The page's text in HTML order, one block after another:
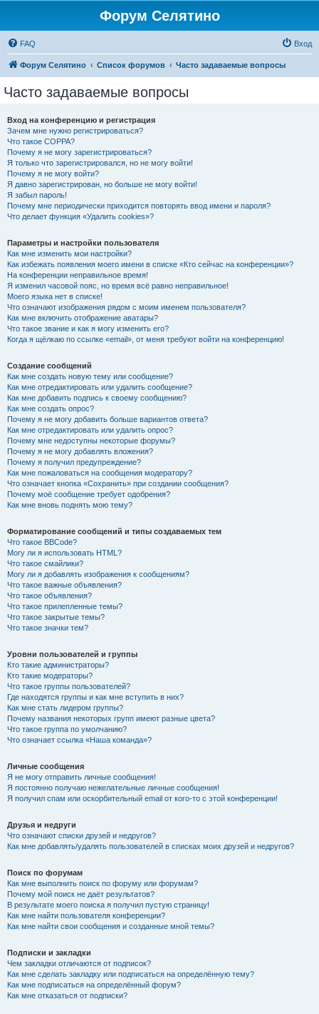
Форум Селятино
FAQ Вход
Форум Селятино Список форумов Часто задаваемые вопросы
Часто задаваемые вопросы
Вход на конференцию и регистрация
Зачем мне нужно регистрироваться?
Что такое COPPA?
Почему я не могу зарегистрироваться?
Я только что зарегистрировался, но не могу войти!
Почему я не могу войти?
Я давно зарегистрирован, но больше не могу войти!
Я забыл пароль!
Почему мне периодически приходится повторять ввод имени и пароля?
Что делает функция «Удалить cookies»?
Параметры и настройки пользователя
Как мне изменить мои настройки?
Как избежать появления моего имени в списке «Кто сейчас на конференции»?
На конференции неправильное время!
Я изменил часовой пояс, но время всё равно неправильное!
Моего языка нет в списке!
Что означают изображения рядом с моим именем пользователя?
Как мне включить отображение аватары?
Что такое звание и как я могу изменить его?
Когда я щёлкаю по ссылке «email», от меня требуют войти на конференцию!
Создание сообщений
Как мне создать новую тему или сообщение?
Как мне отредактировать или удалить сообщение?
Как мне добавить подпись к своему сообщению?
Как мне создать опрос?
Почему я не могу добавить больше вариантов ответа?
Как мне отредактировать или удалить опрос?
Почему мне недоступны некоторые форумы?
Почему я не могу добавлять вложения?
Почему я получил предупреждение?
Как мне пожаловаться на сообщения модератору?
Что означает кнопка «Сохранить» при создании сообщения?
Почему моё сообщение требует одобрения?
Как мне вновь поднять мою тему?
Форматирование сообщений и типы создаваемых тем
Что такое BBCode?
Могу ли я использовать HTML?
Что такое смайлики?
Могу ли я добавлять изображения к сообщениям?
Что такое важные объявления?
Что такое объявления?
Что такое прилепленные темы?
Что такое закрытые темы?
Что такое значки тем?
Уровни пользователей и группы
Кто такие администраторы?
Кто такие модераторы?
Что такое группы пользователей?
Где находятся группы и как мне вступить в них?
Как мне стать лидером группы?
Почему названия некоторых групп имеют разные цвета?
Что такое группа по умолчанию?
Что означает ссылка «Наша команда»?
Личные сообщения
Я не могу отправить личные сообщения!
Я постоянно получаю нежелательные личные сообщения!
Я получил спам или оскорбительный email от кого-то с этой конференции!
Друзья и недруги
Что означают списки друзей и недругов?
Как мне добавлять/удалять пользователей в списках моих друзей и недругов?
Поиск по форумам
Как мне выполнить поиск по форуму или форумам?
Почему мой поиск не даёт результатов?
В результате моего поиска я получил пустую страницу!
Как мне найти пользователя конференции?
Как мне найти свои сообщения и созданные мной темы?
Подписки и закладки
Чем закладки отличаются от подписок?
Как мне сделать закладку или подписаться на определённую тему?
Как мне подписаться на определённый форум?
Как мне отказаться от подписки?